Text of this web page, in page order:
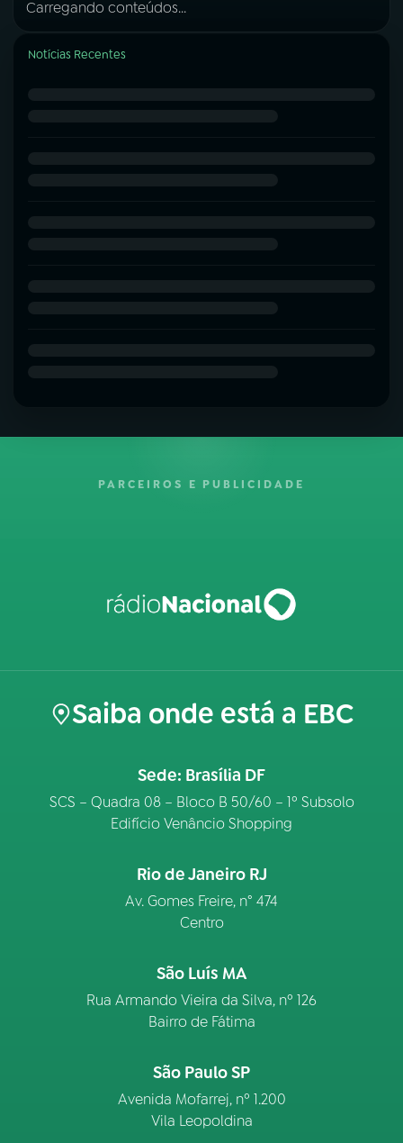
Carregando conteúdos...
Notícias Recentes
PARCEIROS E PUBLICIDADE
Saiba onde está a EBC
Sede: Brasília DF
SCS – Quadra 08 – Bloco B 50/60 – 1º Subsolo
Edifício Venâncio Shopping
Rio de Janeiro RJ
Av. Gomes Freire, n° 474
Centro
São Luís MA
Rua Armando Vieira da Silva, nº 126
Bairro de Fátima
São Paulo SP
Avenida Mofarrej, nº 1.200
Vila Leopoldina